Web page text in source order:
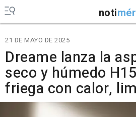
noti
21 DE MAYO DE 2025
Dreame lanza la
seco y húmedo
friega con calor,